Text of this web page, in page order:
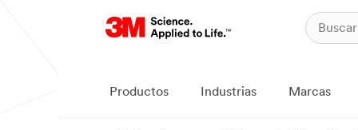
Productos Industrias Marcas